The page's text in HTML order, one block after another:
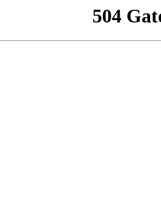
504